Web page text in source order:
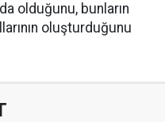
olduğunu, bunların
oluşturduğunu